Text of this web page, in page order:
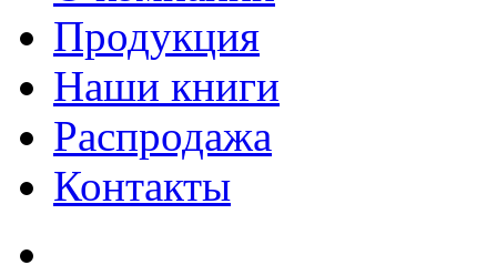
Продукция
Наши книги
Распродажа
Контакты